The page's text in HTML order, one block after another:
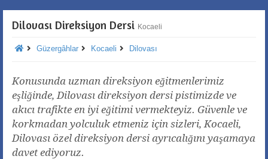
Dilovası Direksiyon Dersi Kocaeli
Güzergâhlar Kocaeli Dilovası
Konusunda uzman direksiyon eğitmenlerimiz
eşliğinde, Dilovası direksiyon dersi pistimizde ve
akıcı trafikte en iyi eğitimi vermekteyiz. Güvenle ve
korkmadan yolculuk etmeniz için sizleri, Kocaeli,
Dilovası özel direksiyon dersi ayrıcalığını yaşamaya
davet ediyoruz.